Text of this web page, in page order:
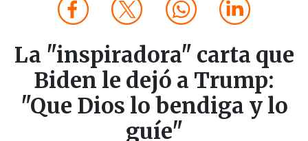
La "inspiradora" carta que
Biden le dejó a Trump:
"Que Dios lo bendiga y lo
guíe"